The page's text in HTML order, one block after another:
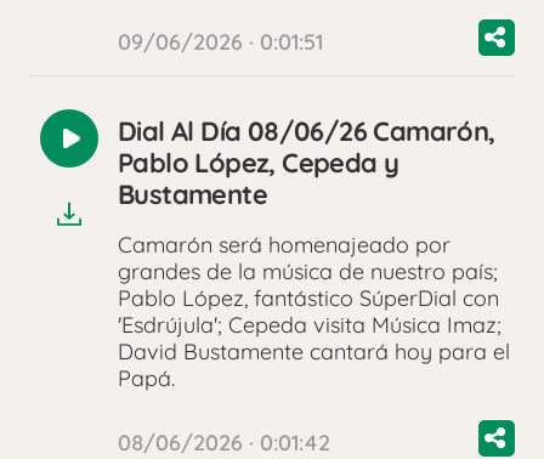
09/06/2026 · 0:01:51
Reproducir
audio
Dial Al Día 08/06/26 Camarón,
Pablo López, Cepeda y
Bustamente
Camarón será homenajeado por
grandes de la música de nuestro país;
Pablo López, fantástico SúperDial con
'Esdrújula'; Cepeda visita Música Imaz;
David Bustamente cantará hoy para el
Papá.
08/06/2026 · 0:01:42